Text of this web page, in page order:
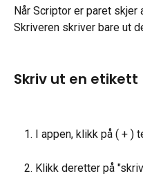
Når Scriptor er paret
Skriveren skriver bare ut
Skriv ut en etikett
I appen, klikk på ( + )
Klikk deretter på